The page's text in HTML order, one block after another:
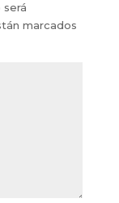
marcados